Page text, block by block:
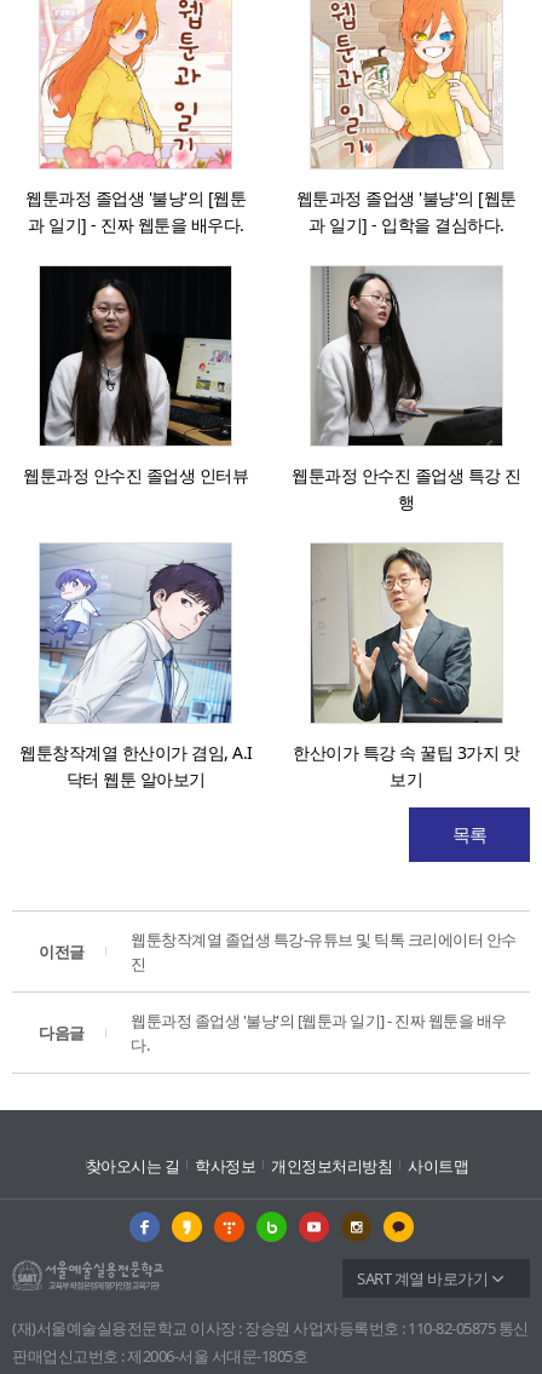
웹툰과정 졸업생 '불냥'의 [웹툰
과 일기] - 진짜 웹툰을 배우다.
웹툰과정 졸업생 '불냥'의 [웹툰
과 일기] - 입학을 결심하다.
웹툰과정 안수진 졸업생 인터뷰
웹툰과정 안수진 졸업생 특강 진
행
웹툰창작계열 한산이가 겸임, A.I
닥터 웹툰 알아보기
한산이가 특강 속 꿀팁 3가지 맛
보기
목록
이전글
웹툰창작계열 졸업생 특강-유튜브 및 틱톡 크리에이터 안수
진
다음글
웹툰과정 졸업생 '불냥'의 [웹툰과 일기] - 진짜 웹툰을 배우
다.
찾아오시는 길 학사정보 개인정보처리방침 사이트맵
SART 계열 바로가기
(재)서울예술실용전문학교 이사장 : 장승원 사업자등록번호 : 110-82-05875 통신
판매업신고번호 : 제2006-서울 서대문-1805호